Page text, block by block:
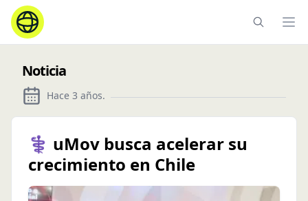
Noticia
Hace 3 años.
⚕️ uMov busca acelerar su
crecimiento en Chile